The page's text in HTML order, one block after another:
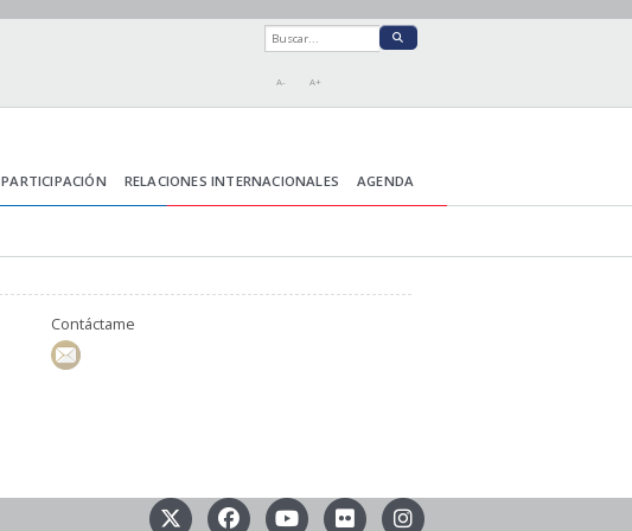
A- A+
PARTICIPACIÓN RELACIONES INTERNACIONALES AGENDA
Contáctame